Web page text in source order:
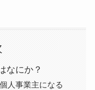
なにか？
人事業主になる